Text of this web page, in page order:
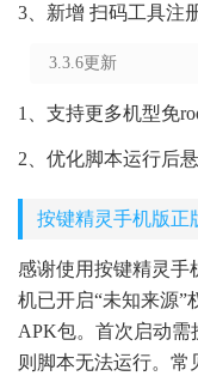
3、新增 扫码工具注
3.3.6更新
1、支持更多机型免
2、优化脚本运行后
按键精灵手机版正
感谢使用按键精灵手
机已开启“未知来源”
APK包。首次启动需
则脚本无法运行。常